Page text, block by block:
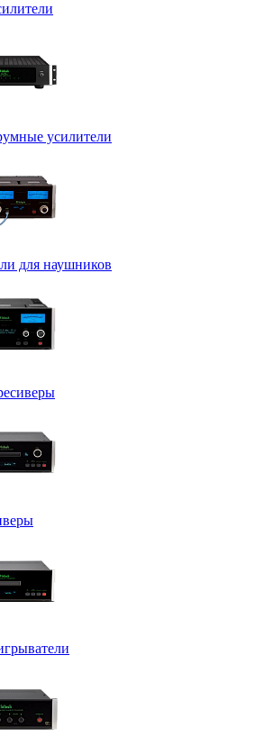
усилители
для наушников